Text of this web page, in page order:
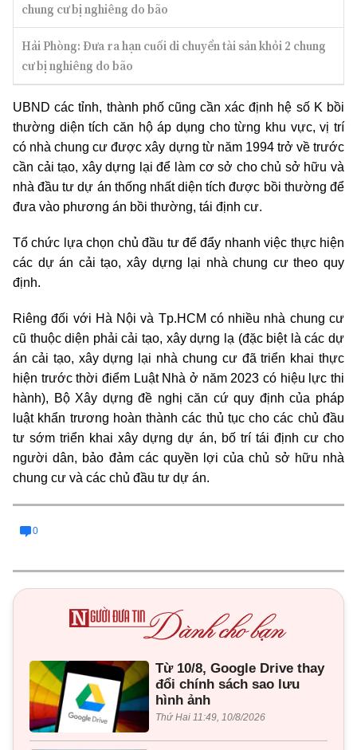
chung cư bị nghiêng do bão
Hải Phòng: Đưa ra hạn cuối di chuyển tài sản khỏi 2 chung
cư bị nghiêng do bão
UBND các tỉnh, thành phố cũng cần xác định hệ số K bồi
thường diện tích căn hộ áp dụng cho từng khu vực, vị trí
có nhà chung cư được xây dựng từ năm 1994 trở về trước
cần cải tạo, xây dựng lại để làm cơ sở cho chủ sở hữu và
nhà đầu tư dự án thống nhất diện tích được bồi thường để
đưa vào phương án bồi thường, tái định cư.
Tổ chức lựa chọn chủ đầu tư để đẩy nhanh việc thực hiện
các dự án cải tạo, xây dựng lại nhà chung cư theo quy
định.
Riêng đối với Hà Nội và Tp.HCM có nhiều nhà chung cư
cũ thuộc diện phải cải tạo, xây dựng lạ (đặc biệt là các dự
án cải tạo, xây dựng lại nhà chung cư đã triển khai thực
hiện trước thời điểm Luật Nhà ở năm 2023 có hiệu lực thi
hành), Bộ Xây dựng đề nghị căn cứ quy định của pháp
luật khẩn trương hoàn thành các thủ tục cho các chủ đầu
tư sớm triển khai xây dựng dự án, bố trí tái định cư cho
người dân, bảo đảm các quyền lợi của chủ sở hữu nhà
chung cư và các chủ đầu tư dự án.
0
Từ 10/8, Google Drive thay
đổi chính sách sao lưu
hình ảnh
Thứ Hai 11:49, 10/8/2026